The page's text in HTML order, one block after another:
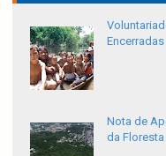
Encerradas
Nota de
da